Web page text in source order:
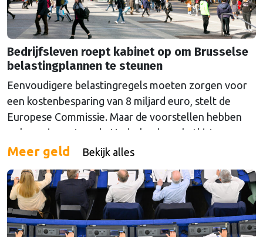
Bedrijfsleven roept kabinet op om Brusselse
belastingplannen te steunen
Eenvoudigere belastingregels moeten zorgen voor
een kostenbesparing van 8 miljard euro, stelt de
Europese Commissie. Maar de voorstellen hebben
ook een impact op de Nederlandse schatkist.
Meer geld Bekijk alles